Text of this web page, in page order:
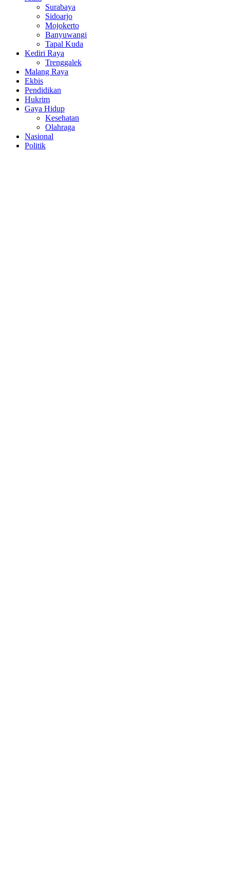
Surabaya
Sidoarjo
Mojokerto
Banyuwangi
Tapal Kuda
Kediri Raya
Trenggalek
Malang Raya
Ekbis
Pendidikan
Hukrim
Gaya Hidup
Kesehatan
Olahraga
Nasional
Politik